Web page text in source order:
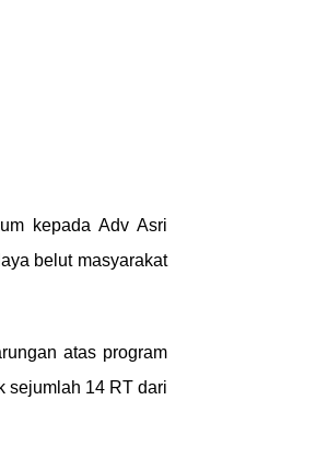
kepada Adv Asri
belut masyarakat
atas program
sejumlah 14 RT dari